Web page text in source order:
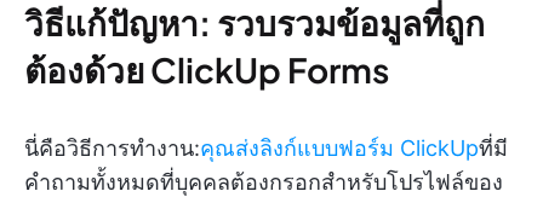
วิธีแก้ปัญหา: รวบรวมข้อมูลที่ถูก
ต้องด้วย ClickUp Forms
นี่คือวิธีการทำงาน:คุณส่งลิงก์แบบฟอร์ม ClickUpที่มี
คำถามทั้งหมดที่บุคคลต้องกรอกสำหรับโปรไฟล์ของ